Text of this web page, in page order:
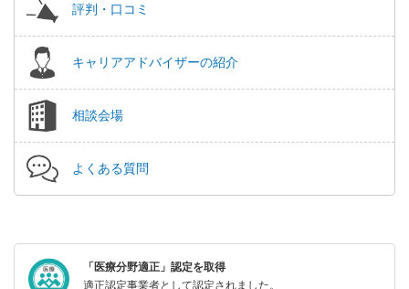
評判・口コミ
キャリアアドバイザーの紹介
相談会場
よくある質問
「医療分野適正」認定を取得
適正認定事業者として認定されました。